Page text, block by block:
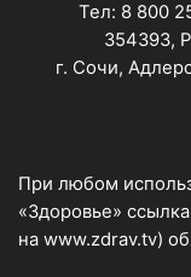
Тел: 8 800
354393,
г. Сочи,
При любом
«Здоровье»
на www.zdrav.tv)